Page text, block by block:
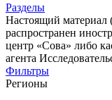
Разделы
Настоящий материал
распространен
центр «Сова» либо
агента
Фильтры
Регионы